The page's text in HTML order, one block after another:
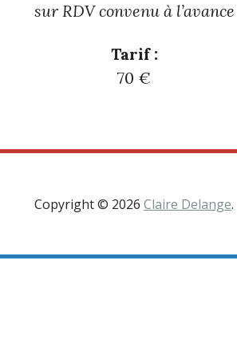
sur RDV convenu à l’avance
Tarif :
70 €
Copyright © 2026 Claire Delange.